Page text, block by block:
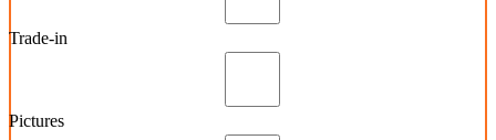
Trade-in
Pictures